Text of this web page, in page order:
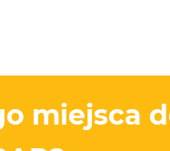
miejsca